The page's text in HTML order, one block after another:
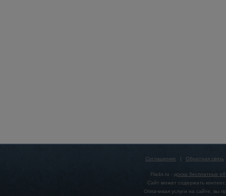
Соглашение | Обратная связь
Flado.ru - доска бесплатных
Сайт может содержать
Оплачивая услуги на сайте, вы